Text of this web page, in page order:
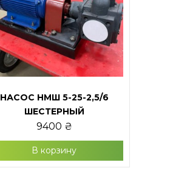
НАСОС НМШ 5-25-2,5/6
ШЕСТЕРНЫЙ
9400 ₴
В корзину